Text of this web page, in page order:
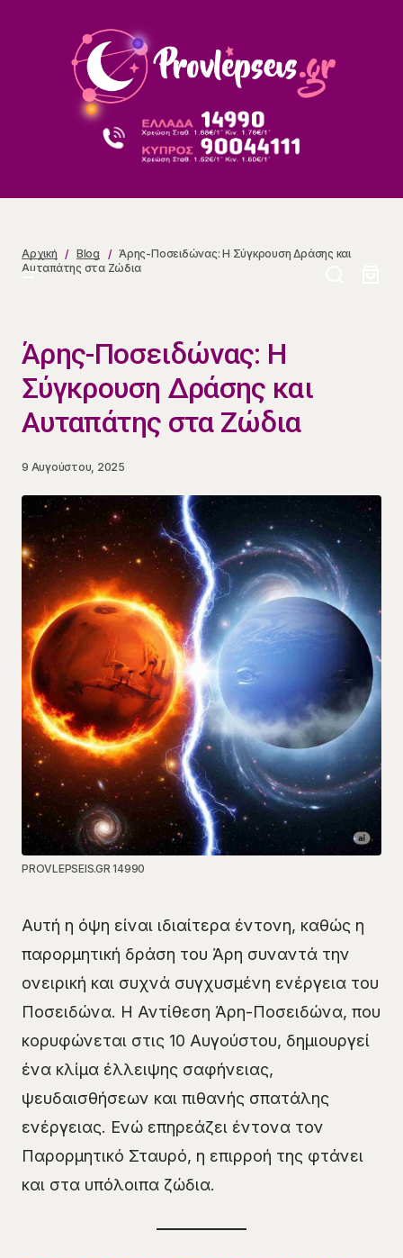
Αρχική Blog
Άρης-Ποσειδώνας: Η Σύγκρουση Δράσης και
Αυταπάτης στα Ζώδια
Άρης-Ποσειδώνας: Η
Σύγκρουση Δράσης και
Αυταπάτης στα Ζώδια
9 Αυγούστου, 2025
PROVLEPSEIS.GR 14990
Αυτή η όψη είναι ιδιαίτερα έντονη, καθώς η
παρορμητική δράση του Άρη συναντά την
ονειρική και συχνά συγχυσμένη ενέργεια του
Ποσειδώνα. Η Αντίθεση Άρη-Ποσειδώνα, που
κορυφώνεται στις 10 Αυγούστου, δημιουργεί
ένα κλίμα έλλειψης σαφήνειας,
ψευδαισθήσεων και πιθανής σπατάλης
ενέργειας. Ενώ επηρεάζει έντονα τον
Παρορμητικό Σταυρό, η επιρροή της φτάνει
και στα υπόλοιπα ζώδια.